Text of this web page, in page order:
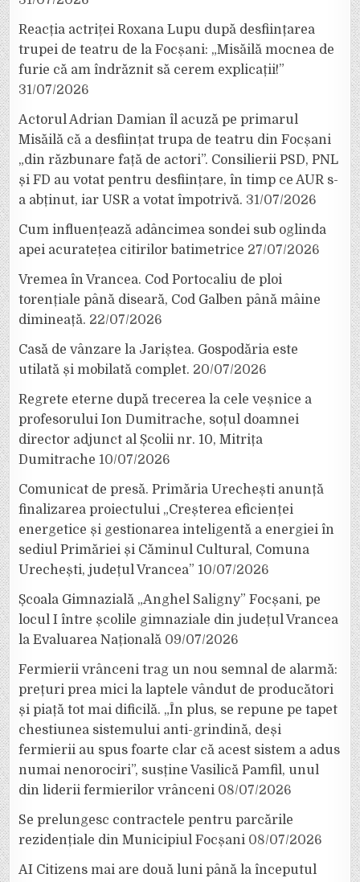
Reacția actriței Roxana Lupu după desființarea
trupei de teatru de la Focșani: „Misăilă mocnea de
furie că am îndrăznit să cerem explicații!”
31/07/2026
Actorul Adrian Damian îl acuză pe primarul
Misăilă că a desființat trupa de teatru din Focșani
„din răzbunare față de actori”. Consilierii PSD, PNL
și FD au votat pentru desființare, în timp ce AUR s-
a abținut, iar USR a votat împotrivă. 31/07/2026
Cum influențează adâncimea sondei sub oglinda
apei acuratețea citirilor batimetrice 27/07/2026
Vremea în Vrancea. Cod Portocaliu de ploi
torențiale până diseară, Cod Galben până mâine
dimineață. 22/07/2026
Casă de vânzare la Jariștea. Gospodăria este
utilată și mobilată complet. 20/07/2026
Regrete eterne după trecerea la cele veșnice a
profesorului Ion Dumitrache, soțul doamnei
director adjunct al Școlii nr. 10, Mitrița
Dumitrache 10/07/2026
Comunicat de presă. Primăria Urechești anunță
finalizarea proiectului „Creșterea eficienței
energetice și gestionarea inteligentă a energiei în
sediul Primăriei și Căminul Cultural, Comuna
Urechești, județul Vrancea” 10/07/2026
Școala Gimnazială „Anghel Saligny” Focșani, pe
locul I între școlile gimnaziale din județul Vrancea
la Evaluarea Națională 09/07/2026
Fermierii vrânceni trag un nou semnal de alarmă:
prețuri prea mici la laptele vândut de producători
și piață tot mai dificilă. „În plus, se repune pe tapet
chestiunea sistemului anti-grindină, deși
fermierii au spus foarte clar că acest sistem a adus
numai nenorociri”, susține Vasilică Pamfil, unul
din liderii fermierilor vrânceni 08/07/2026
Se prelungesc contractele pentru parcările
rezidențiale din Municipiul Focșani 08/07/2026
AI Citizens mai are două luni până la începutul